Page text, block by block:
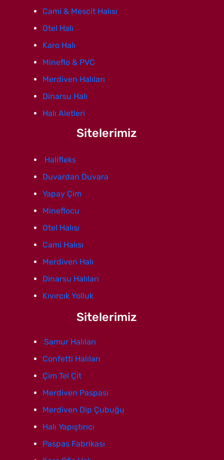
Cami & Mescit Halısı
Otel Halı
Karo Halı
Mineflo & PVC
Merdiven Halıları
Dinarsu Halı
Halı Aletleri
Sitelerimiz
Halifleks
Duvardan Duvara
Yapay Çim
Mineflocu
Otel Halısı
Cami Halısı
Merdiven Halı
Dinarsu Halıları
Kıvırcık Yolluk
Sitelerimiz
Samur Halıları
Confetti Halıları
Çim Tel Çit
Merdiven Paspası
Merdiven Dip Çubuğu
Halı Yapıştırıcı
Paspas Fabrikası